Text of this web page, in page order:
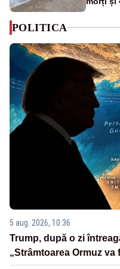
POLITICA
5 aug. 2026, 10:36
Trump, după o zi
„Strâmtoarea Ormuz